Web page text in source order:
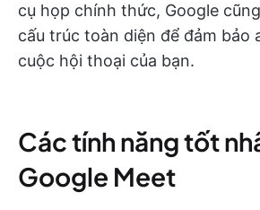
cụ họp chính thức, Google
cấu trúc toàn diện để đảm bảo
cuộc hội thoại của bạn.
Các tính năng tốt
Google Meet